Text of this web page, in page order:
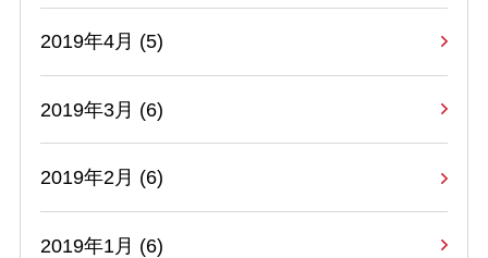
2019年4月 (5)
2019年3月 (6)
2019年2月 (6)
2019年1月 (6)